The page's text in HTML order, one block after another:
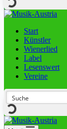
Start
Künstler
Wienerlied
Label
Lesenswert
Vereine